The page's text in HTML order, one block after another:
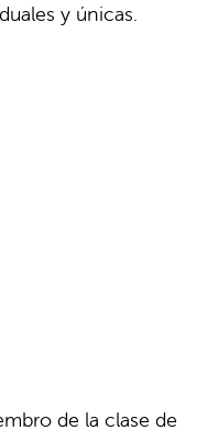
y únicas.
de la clase de